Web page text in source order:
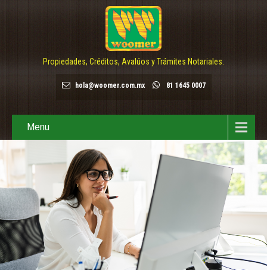
Propiedades, Créditos, Avalúos y Trámites Notariales.
hola@woomer.com.mx 81 1645 0007
Menu